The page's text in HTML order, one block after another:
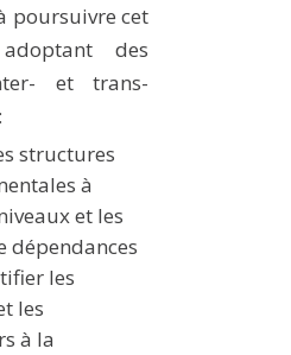
poursuivre cet
des
et trans-
structures
à
et les
dépendances
les
les
à la